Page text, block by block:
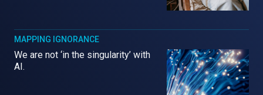
MAPPING IGNORANCE
We are not ‘in the singularity’ with
AI.